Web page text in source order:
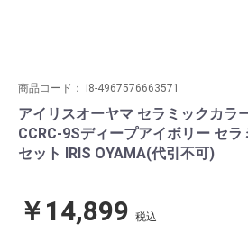
商品コード： i8-4967576663571
アイリスオーヤマ セラミックカラ
CCRC-9Sディープアイボリー セ
セット IRIS OYAMA(代引不可)
￥14,899 税込